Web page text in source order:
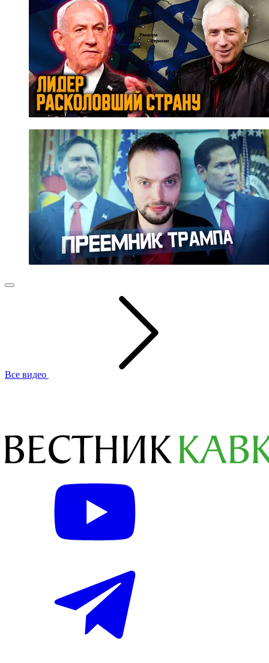
Все видео